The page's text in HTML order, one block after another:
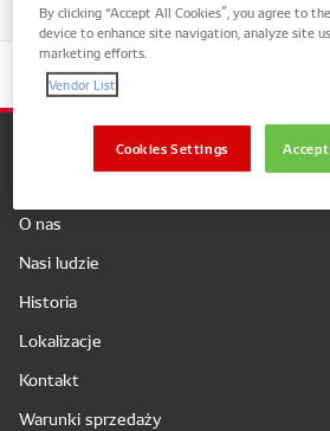
O nas
Nasi ludzie
Historia
Lokalizacje
Kontakt
Warunki sprzedaży
By clicking “Accept All Cookies”, you agree to
device to enhance site navigation, analyze site
marketing efforts.
Vendor List
Cookies Settings